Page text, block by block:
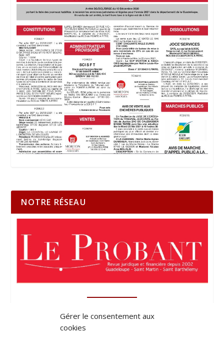
Gérer le consentement aux
cookies
NOTRE RÉSEAU